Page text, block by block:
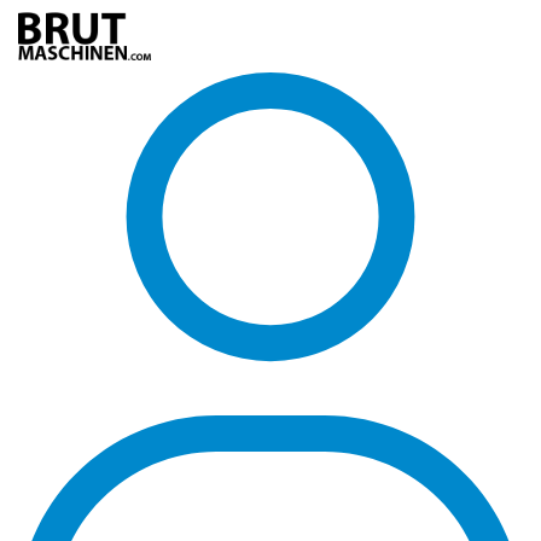
Direkt
zum
Inhalt